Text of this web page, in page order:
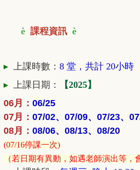
è 課程資訊 è
▸ 上課時數： 8 堂，共計 20小時
▸ 上課日期：
【2025】
06月： 06/25
07月： 07/02、07/09、07/23、
08月： 08/06、08/13、08/20
(07/16停課一次)
（若日期有異動，如遇老師演出等，